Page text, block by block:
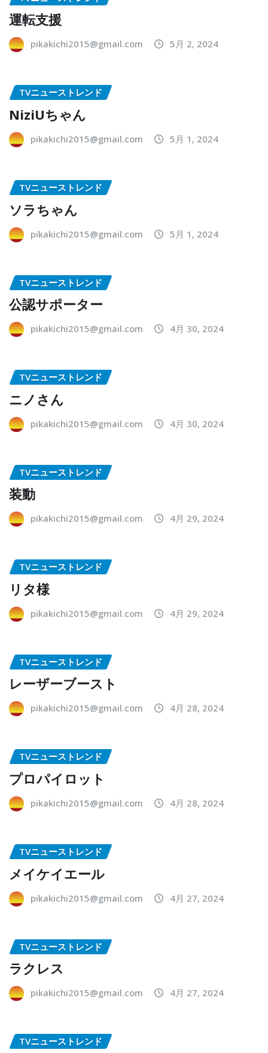
運転支援
pikakichi2015@gmail.com 5月 2, 2024
TVニューストレンド
NiziUちゃん
pikakichi2015@gmail.com 5月 1, 2024
TVニューストレンド
ソラちゃん
pikakichi2015@gmail.com 5月 1, 2024
TVニューストレンド
公認サポーター
pikakichi2015@gmail.com 4月 30, 2024
TVニューストレンド
ニノさん
pikakichi2015@gmail.com 4月 30, 2024
TVニューストレンド
装動
pikakichi2015@gmail.com 4月 29, 2024
TVニューストレンド
リタ様
pikakichi2015@gmail.com 4月 29, 2024
TVニューストレンド
レーザーブースト
pikakichi2015@gmail.com 4月 28, 2024
TVニューストレンド
プロパイロット
pikakichi2015@gmail.com 4月 28, 2024
TVニューストレンド
メイケイエール
pikakichi2015@gmail.com 4月 27, 2024
TVニューストレンド
ラクレス
pikakichi2015@gmail.com 4月 27, 2024
TVニューストレンド